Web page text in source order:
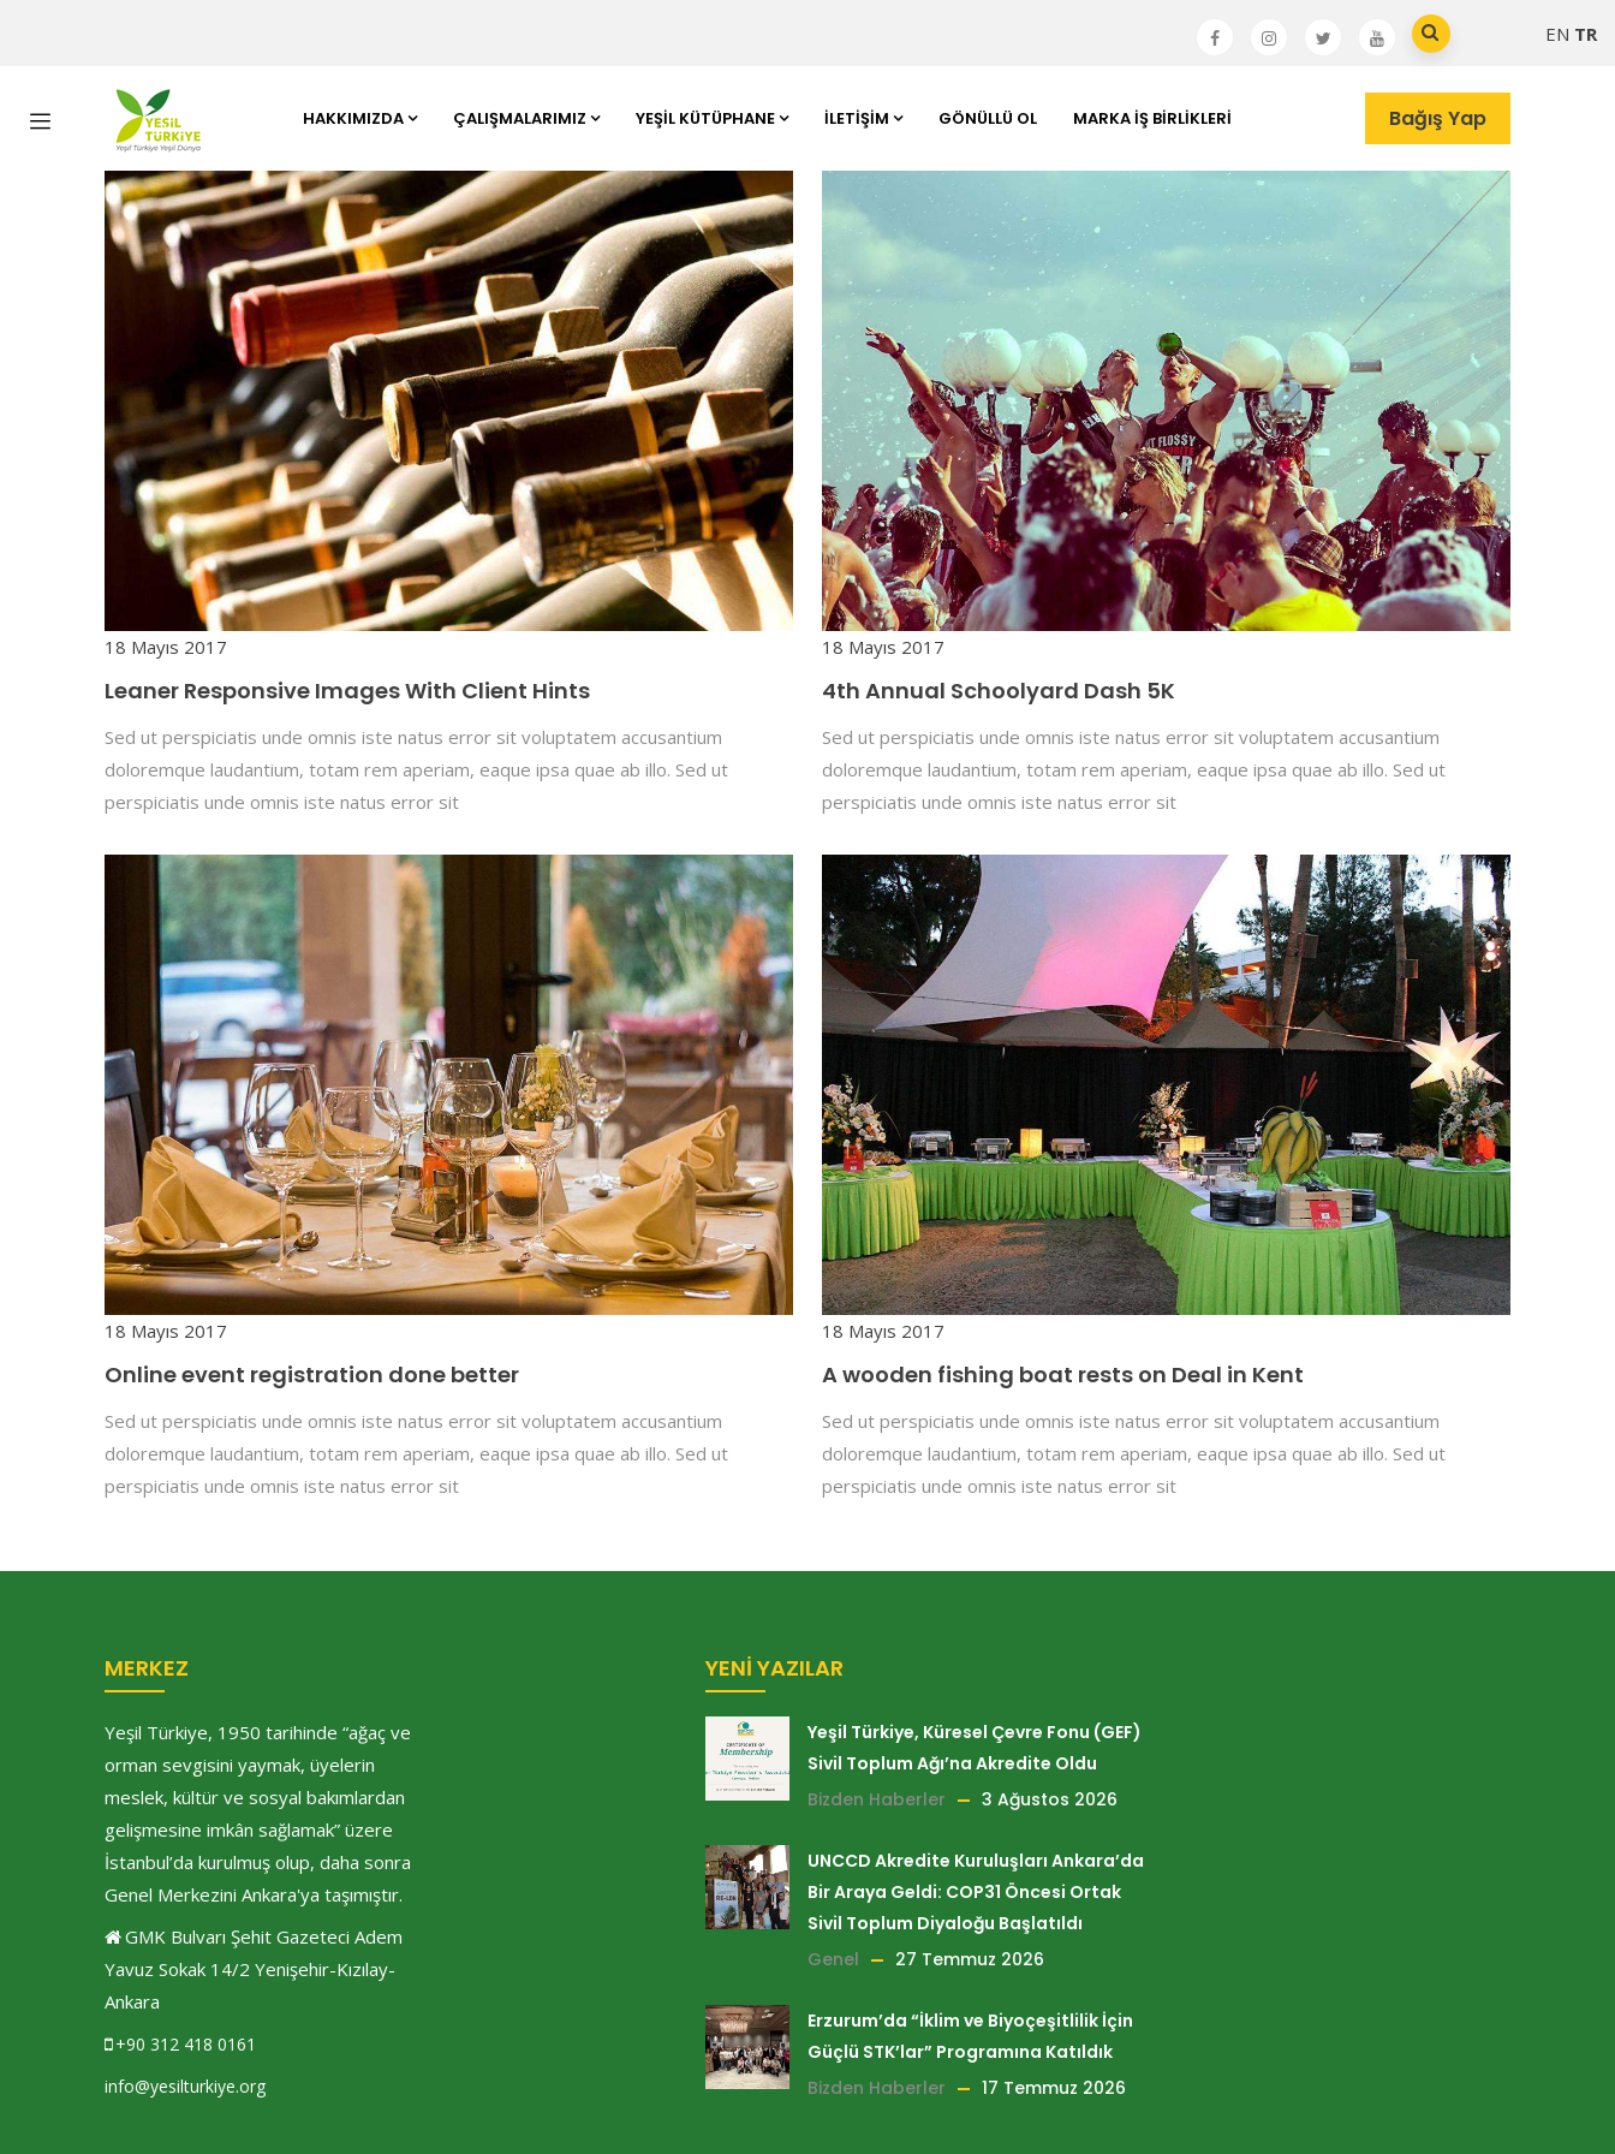
HAKKIMIZDA ÇALIŞMALARIMIZ YEŞIL KÜTÜPHANE İLETIŞIM GÖNÜLLÜ OL MARKA İŞ BIRLIKLERI Bağış Yap
18 Mayıs 2017
Leaner Responsive Images With Client Hints
Sed ut perspiciatis unde omnis iste natus error sit voluptatem accusantium
doloremque laudantium, totam rem aperiam, eaque ipsa quae ab illo. Sed ut
perspiciatis unde omnis iste natus error sit
18 Mayıs 2017
4th Annual Schoolyard Dash 5K
Sed ut perspiciatis unde omnis iste natus error sit voluptatem accusantium
doloremque laudantium, totam rem aperiam, eaque ipsa quae ab illo. Sed ut
perspiciatis unde omnis iste natus error sit
18 Mayıs 2017
Online event registration done better
Sed ut perspiciatis unde omnis iste natus error sit voluptatem accusantium
doloremque laudantium, totam rem aperiam, eaque ipsa quae ab illo. Sed ut
perspiciatis unde omnis iste natus error sit
18 Mayıs 2017
A wooden fishing boat rests on Deal in Kent
Sed ut perspiciatis unde omnis iste natus error sit voluptatem accusantium
doloremque laudantium, totam rem aperiam, eaque ipsa quae ab illo. Sed ut
perspiciatis unde omnis iste natus error sit
MERKEZ
Yeşil Türkiye, 1950 tarihinde “ağaç ve
orman sevgisini yaymak, üyelerin
meslek, kültür ve sosyal bakımlardan
gelişmesine imkân sağlamak” üzere
İstanbul’da kurulmuş olup, daha sonra
Genel Merkezini Ankara'ya taşımıştır.
GMK Bulvarı Şehit Gazeteci Adem
Yavuz Sokak 14/2 Yenişehir-Kızılay-
Ankara
+90 312 418 0161
info@yesilturkiye.org
YENI YAZILAR
Yeşil Türkiye, Küresel Çevre Fonu (GEF)
Sivil Toplum Ağı’na Akredite Oldu
Bizden Haberler
3 Ağustos 2026
UNCCD Akredite Kuruluşları Ankara’da
Bir Araya Geldi: COP31 Öncesi Ortak
Sivil Toplum Diyaloğu Başlatıldı
Genel
27 Temmuz 2026
Erzurum’da “İklim ve Biyoçeşitlilik İçin
Güçlü STK’lar” Programına Katıldık
Bizden Haberler
17 Temmuz 2026
EN TR